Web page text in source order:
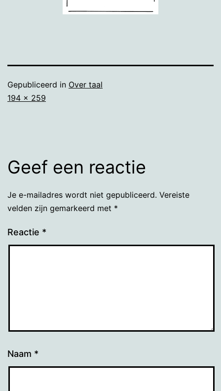
Gepubliceerd in Over taal
Volledige
194 × 259
Geef een reactie
Je e-mailadres wordt niet gepubliceerd. Vereiste
velden zijn gemarkeerd met *
Reactie *
Naam *